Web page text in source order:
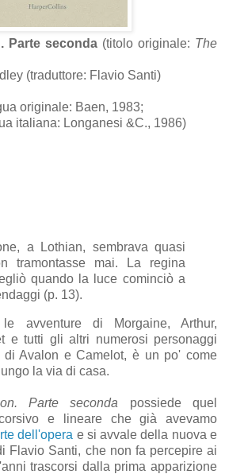
Parte seconda (titolo originale: The
(traduttore: Flavio Santi)
originale: Baen, 1983;
italiana: Longanesi &C., 1986)
a Lothian, sembrava quasi
tramontasse mai. La regina
quando la luce cominciò a
(p. 13).
avventure di Morgaine, Arthur,
e tutti gli altri numerosi personaggi
Avalon e Camelot, è un po' come
la via di casa.
Parte seconda possiede quel
e lineare che già avevamo
dell'opera e si avvale della nuova e
Flavio Santi, che non fa percepire ai
trascorsi dalla prima apparizione